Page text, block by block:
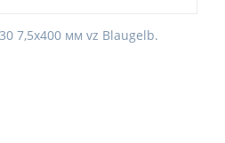
7,5x400 мм vz Blaugelb.